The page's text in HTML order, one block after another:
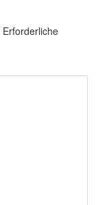
Erforderliche